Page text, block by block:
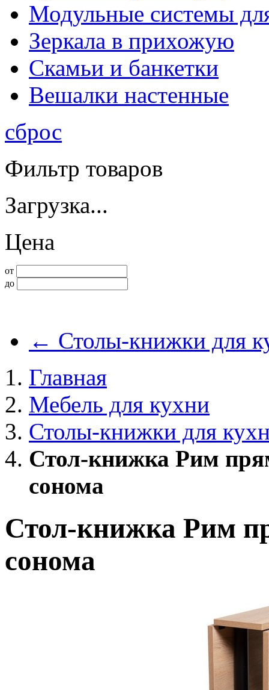
Модульные системы
Зеркала в прихожую
Скамьи и банкетки
Вешалки настенные
сброс
Фильтр товаров
Загрузка...
Цена
от
до
← Столы-книжки для
Главная
Мебель для кухни
Столы-книжки для
Стол-книжка Рим
сонома
Стол-книжка Рим
сонома